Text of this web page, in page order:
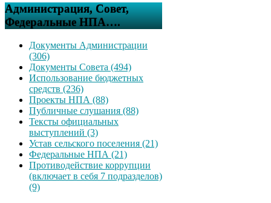
Администрация, Совет,
Федеральные НПА….
Документы Администрации
(306)
Документы Совета (494)
Использование бюджетных
средств (236)
Проекты НПА (88)
Публичные слушания (88)
Тексты официальных
выступлений (3)
Устав сельского поселения (21)
Федеральные НПА (21)
Противодействие коррупции
(включает в себя 7 подразделов)
(9)